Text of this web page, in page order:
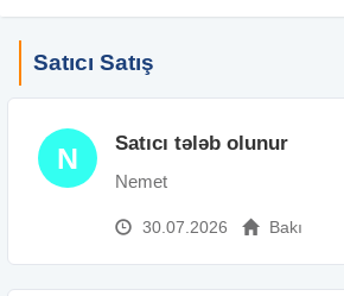
Satıcı Satış
N Satıcı tələb olunur
Nemet
30.07.2026 Bakı